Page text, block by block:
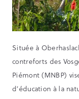
Située à
contreforts des
Piémont (MNBP)
d’éducation à la